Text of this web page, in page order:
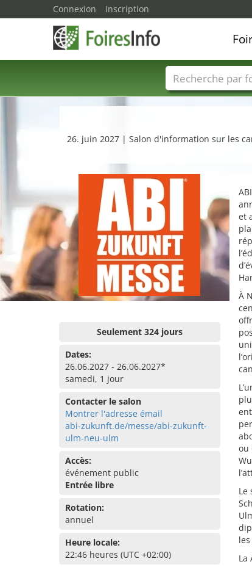
26. juin 2027 | Salon d'information sur les
Seulement 324 jours
Dates:
26.06.2027 - 26.06.2027*
samedi, 1 jour
Contacter le salon
Montrer l'adresse émail
abi-zukunft.de/messe/abi-zukunft-
ulm-neu-ulm
Accès:
événement public
Entrée libre
Rotation:
annuel
Heure locale:
22:46 heures (UTC +02:00)
et
À
ou
Le
La
Connexion Inscription
Foire noms